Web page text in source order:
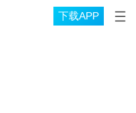
下载APP